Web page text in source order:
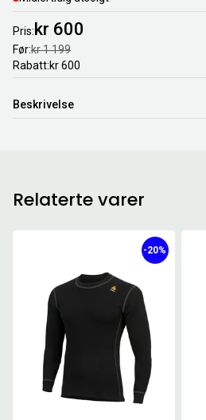
Pris kr 600
Førkr 1 199
Rabatt kr 600
Beskrivelse
Relaterte varer
-20%